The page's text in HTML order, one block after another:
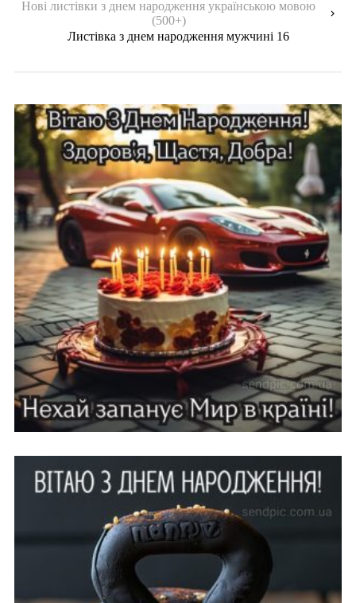
Нові листівки з днем народження українською мовою
(500+)
Листівка з днем народження мужчині 16